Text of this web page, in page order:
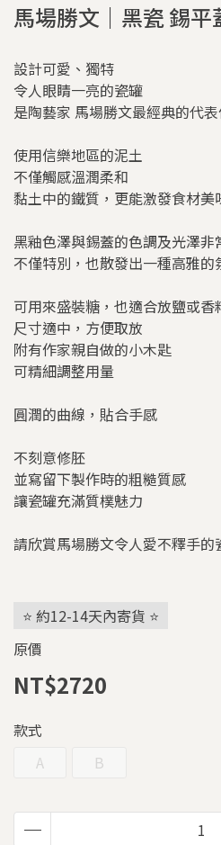
馬場勝文｜黑瓷 錫平
設計可愛、獨特
令人眼睛一亮的瓷罐
是陶藝家 馬場勝文最經典的代
使用信樂地區的泥土
不僅觸感溫潤柔和
黏土中的鐵質，更能激發食材美
黑釉色澤與錫蓋的色調及光澤非
不僅特別，也散發出一種高雅的
可用來盛裝糖，也適合放鹽或香
尺寸適中，方便取放
附有作家親自做的小木匙
可精細調整用量
圓潤的曲線，貼合手感
不刻意修胚
並寫留下製作時的粗糙質感
讓瓷罐充滿質樸魅力
請欣賞馬場勝文令人愛不釋手的
⭐ 約12-14天內寄貨 ⭐
原價
NT$2720
款式
A
B